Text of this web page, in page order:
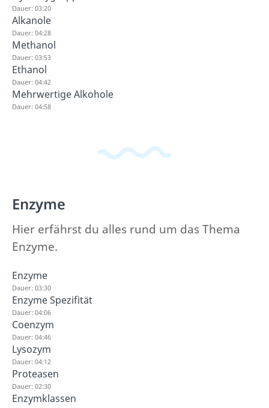
Dauer: 03:20
Alkanole
Dauer: 04:28
Methanol
Dauer: 03:53
Ethanol
Dauer: 04:42
Mehrwertige Alkohole
Dauer: 04:58
Enzyme
Hier erfährst du alles rund um das Thema
Enzyme.
Enzyme
Dauer: 03:30
Enzyme Spezifität
Dauer: 04:06
Coenzym
Dauer: 04:46
Lysozym
Dauer: 04:12
Proteasen
Dauer: 02:30
Enzymklassen